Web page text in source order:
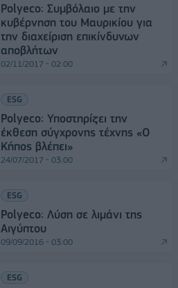
Polyeco: Συμβόλαιο με την
κυβέρνηση του Μαυρικίου για
την διαχείριση επικίνδυνων
αποβλήτων
02/11/2017 - 02:00
ESG
Polyeco: Υποστηρίζει την
έκθεση σύγχρονης τέχνης «Ο
Κήπος βλέπει»
24/07/2017 - 03:00
ESG
Polyeco: Λύση σε λιμάνι της
Αιγύπτου
09/09/2016 - 03:00
ESG